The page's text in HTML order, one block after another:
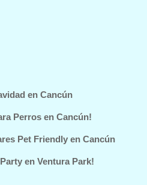
en Cancún
Perros en Cancún!
Pet Friendly en Cancún
en Ventura Park!